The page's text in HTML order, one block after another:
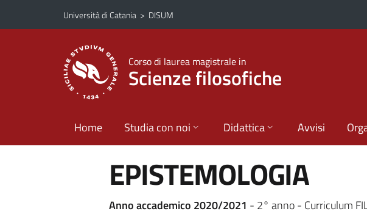
Vai al contenuto principale
Vai al menu di navigazione
Università di Catania > DISUM
Corso di laurea magistrale in
Scienze filosofiche
Home Studia con noi Didattica Avvisi
EPISTEMOLOGIA
Anno accademico 2020/2021 - 2° anno - Curriculum